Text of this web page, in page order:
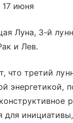
июня
Луна, 3-й
и Лев.
что третий
энергетикой,